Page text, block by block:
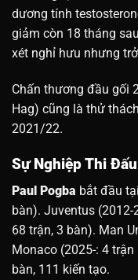
dương tính
giảm còn 18 tháng
xét nghỉ hưu nhưng
Chấn thương đầu gối
Hag) cũng là thử
2021/22.
Sự Nghiệp Thi Đấu
Paul Pogba bắt đầu
bàn). Juventus (2012-
68 trận, 3 bàn). Man
Monaco (2025-: 4
bàn, 111 kiến tạo.